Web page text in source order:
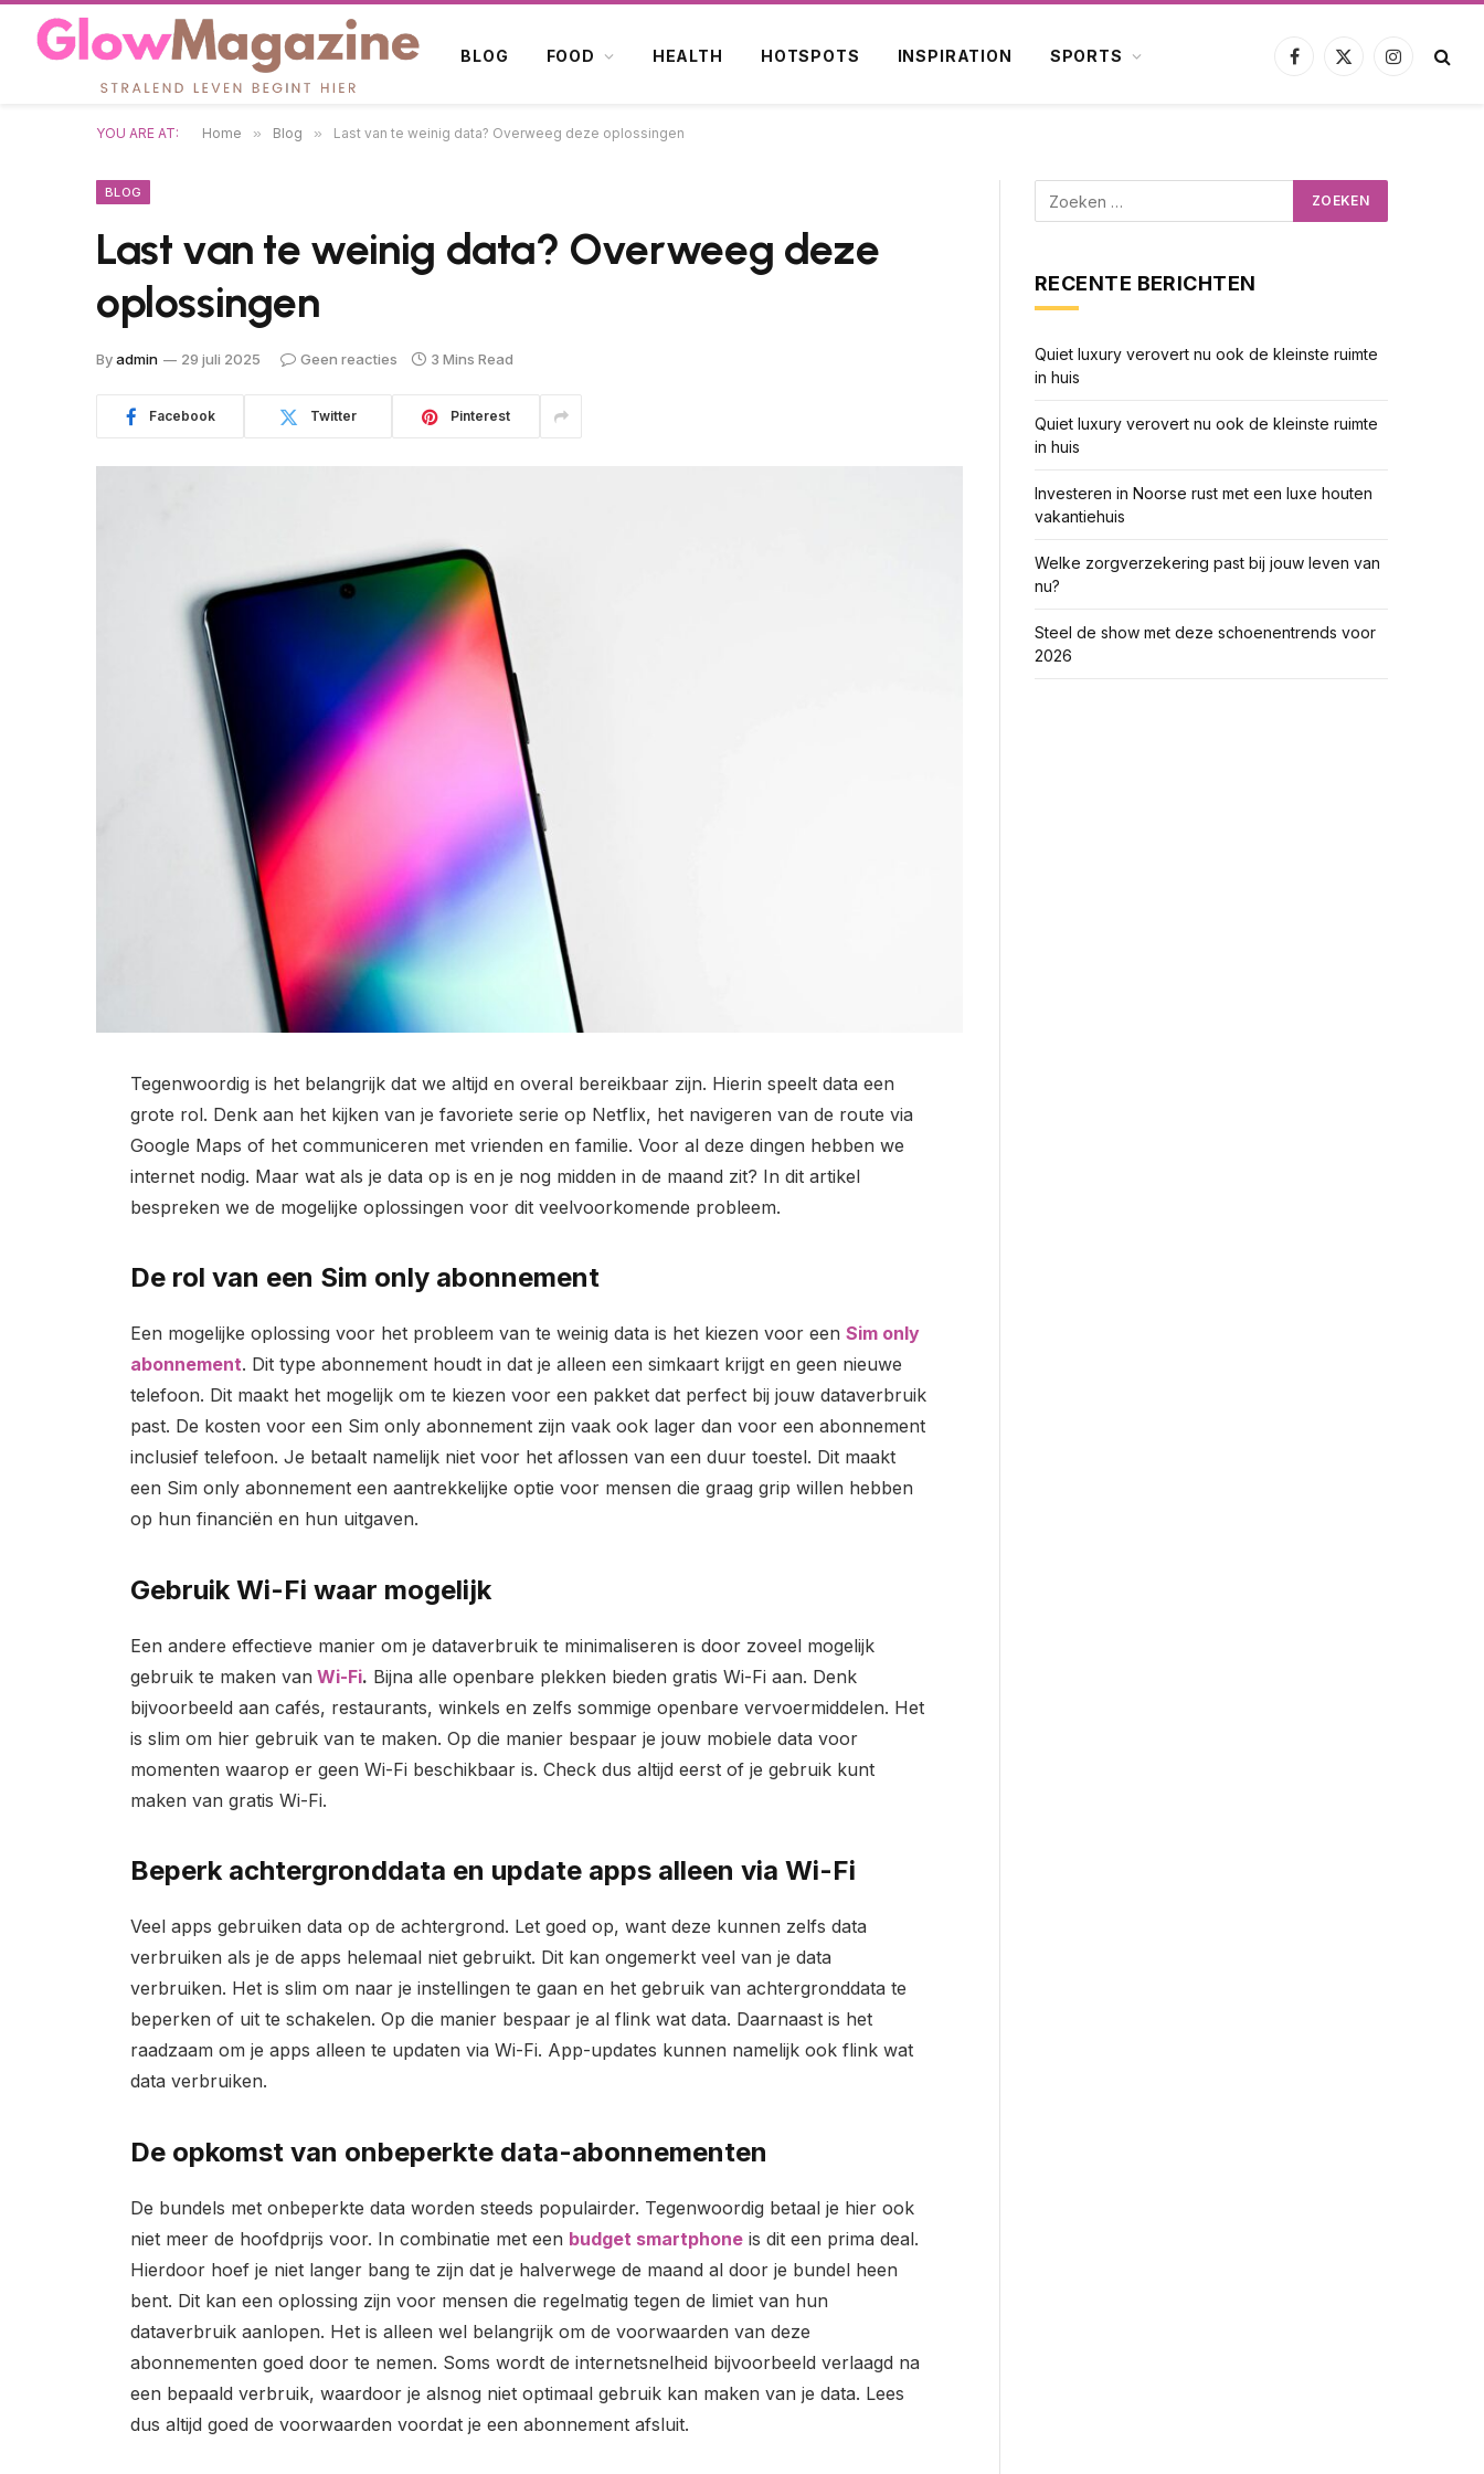
BLOG FOOD HEALTH HOTSPOTS INSPIRATION SPORTS
Facebook
X
Instagram
YOU ARE AT: Home » Blog » Last van te weinig data? Overweeg deze oplossingen
BLOG
Last van te weinig data? Overweeg deze
oplossingen
Byadmin 29 juli 2025 Geen reacties 3 Mins Read
Facebook Twitter Pinterest
Tegenwoordig is het belangrijk dat we altijd en overal bereikbaar zijn. Hierin speelt data een
grote rol. Denk aan het kijken van je favoriete serie op Netflix, het navigeren van de route via
Google Maps of het communiceren met vrienden en familie. Voor al deze dingen hebben we
internet nodig. Maar wat als je data op is en je nog midden in de maand zit? In dit artikel
bespreken we de mogelijke oplossingen voor dit veelvoorkomende probleem.
De rol van een Sim only abonnement
Een mogelijke oplossing voor het probleem van te weinig data is het kiezen voor een Sim only
abonnement. Dit type abonnement houdt in dat je alleen een simkaart krijgt en geen nieuwe
telefoon. Dit maakt het mogelijk om te kiezen voor een pakket dat perfect bij jouw dataverbruik
past. De kosten voor een Sim only abonnement zijn vaak ook lager dan voor een abonnement
inclusief telefoon. Je betaalt namelijk niet voor het aflossen van een duur toestel. Dit maakt
een Sim only abonnement een aantrekkelijke optie voor mensen die graag grip willen hebben
op hun financiën en hun uitgaven.
Gebruik Wi-Fi waar mogelijk
Een andere effectieve manier om je dataverbruik te minimaliseren is door zoveel mogelijk
gebruik te maken van Wi-Fi. Bijna alle openbare plekken bieden gratis Wi-Fi aan. Denk
bijvoorbeeld aan cafés, restaurants, winkels en zelfs sommige openbare vervoermiddelen. Het
is slim om hier gebruik van te maken. Op die manier bespaar je jouw mobiele data voor
momenten waarop er geen Wi-Fi beschikbaar is. Check dus altijd eerst of je gebruik kunt
maken van gratis Wi-Fi.
Beperk achtergronddata en update apps alleen via Wi-Fi
Veel apps gebruiken data op de achtergrond. Let goed op, want deze kunnen zelfs data
verbruiken als je de apps helemaal niet gebruikt. Dit kan ongemerkt veel van je data
verbruiken. Het is slim om naar je instellingen te gaan en het gebruik van achtergronddata te
beperken of uit te schakelen. Op die manier bespaar je al flink wat data. Daarnaast is het
raadzaam om je apps alleen te updaten via Wi-Fi. App-updates kunnen namelijk ook flink wat
data verbruiken.
De opkomst van onbeperkte data-abonnementen
De bundels met onbeperkte data worden steeds populairder. Tegenwoordig betaal je hier ook
niet meer de hoofdprijs voor. In combinatie met een budget smartphoneis dit een prima deal.
Hierdoor hoef je niet langer bang te zijn dat je halverwege de maand al door je bundel heen
bent. Dit kan een oplossing zijn voor mensen die regelmatig tegen de limiet van hun
dataverbruik aanlopen. Het is alleen wel belangrijk om de voorwaarden van deze
abonnementen goed door te nemen. Soms wordt de internetsnelheid bijvoorbeeld verlaagd na
een bepaald verbruik, waardoor je alsnog niet optimaal gebruik kan maken van je data. Lees
dus altijd goed de voorwaarden voordat je een abonnement afsluit.
RECENTE BERICHTEN
Quiet luxury verovert nu ook de kleinste ruimte
in huis
Quiet luxury verovert nu ook de kleinste ruimte
in huis
Investeren in Noorse rust met een luxe houten
vakantiehuis
Welke zorgverzekering past bij jouw leven van
nu?
Steel de show met deze schoenentrends voor
2026